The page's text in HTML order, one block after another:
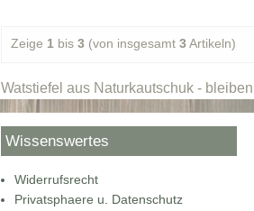
Zeige 1 bis 3(von insgesamt 3Artikeln)
Watstiefel aus Naturkautschuk -
Wissenswertes
Widerrufsrecht
Privatsphaere u. Datenschutz